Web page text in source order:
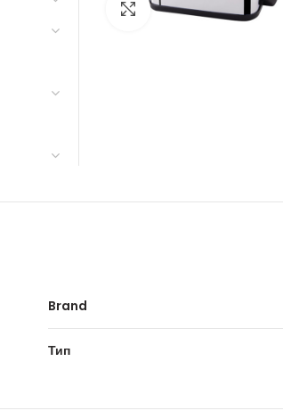
Нажмите для
Brand
Тип